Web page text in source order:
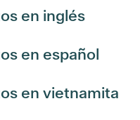
en inglés
en español
en vietnamita